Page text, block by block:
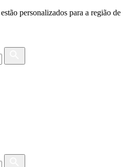
estão personalizados para a região de